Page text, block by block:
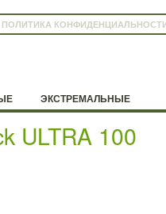
ПОЛИТИКА
ЭКСТРЕМАЛЬНЫЕ
ULTRA 100